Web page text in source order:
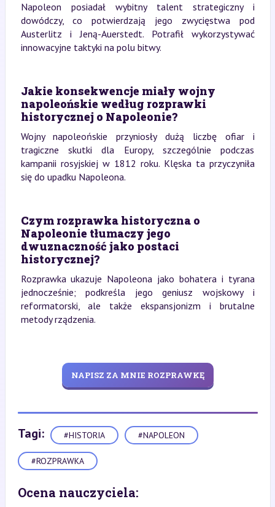
Napoleon posiadał wybitny talent strategiczny i
dowódczy, co potwierdzają jego zwycięstwa pod
Austerlitz i Jeną-Auerstedt. Potrafił wykorzystywać
innowacyjne taktyki na polu bitwy.
Jakie konsekwencje miały wojny
napoleońskie według rozprawki
historycznej o Napoleonie?
Wojny napoleońskie przyniosły dużą liczbę ofiar i
tragiczne skutki dla Europy, szczególnie podczas
kampanii rosyjskiej w 1812 roku. Klęska ta przyczyniła
się do upadku Napoleona.
Czym rozprawka historyczna o
Napoleonie tłumaczy jego
dwuznaczność jako postaci
historycznej?
Rozprawka ukazuje Napoleona jako bohatera i tyrana
jednocześnie; podkreśla jego geniusz wojskowy i
reformatorski, ale także ekspansjonizm i brutalne
metody rządzenia.
NAPISZ ZA MNIE ROZPRAWKĘ
Tagi: #HISTORIA #NAPOLEON
#ROZPRAWKA
Ocena nauczyciela: